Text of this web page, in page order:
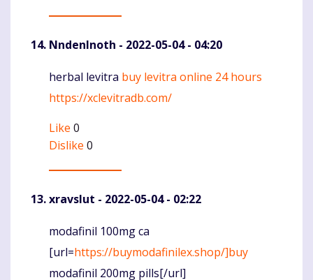
NndenInoth - 2022-05-04 - 04:20
Komentaras
herbal levitra buy levitra online 24 hours
https://xclevitradb.com/
Like 0
Dislike 0
xravslut - 2022-05-04 - 02:22
Komentaras
modafinil 100mg ca
[url=https://buymodafinilex.shop/]buy
modafinil 200mg pills[/url]